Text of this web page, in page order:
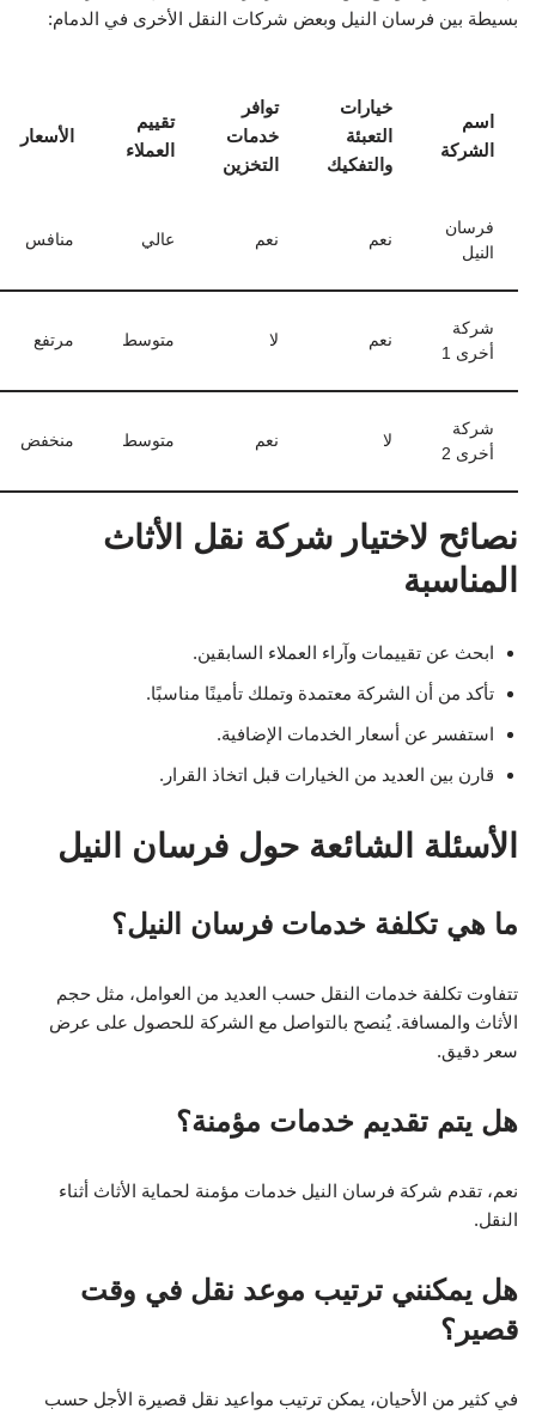
بسيطة بين فرسان النيل وبعض شركات النقل الأخرى في الدمام:
اسم
الشركة
خيارات
التعبئة
والتفكيك
توافر
خدمات
التخزين
تقييم
العملاء
الأسعار
فرسان
النيل
نعم نعم عالي منافس
شركة
أخرى 1
نعم لا متوسط مرتفع
شركة
أخرى 2
لا نعم متوسط منخفض
نصائح لاختيار شركة نقل الأثاث
المناسبة
ابحث عن تقييمات وآراء العملاء السابقين.
تأكد من أن الشركة معتمدة وتملك تأمينًا مناسبًا.
استفسر عن أسعار الخدمات الإضافية.
قارن بين العديد من الخيارات قبل اتخاذ القرار.
الأسئلة الشائعة حول فرسان النيل
ما هي تكلفة خدمات فرسان النيل؟
تتفاوت تكلفة خدمات النقل حسب العديد من العوامل، مثل حجم
الأثاث والمسافة. يُنصح بالتواصل مع الشركة للحصول على عرض
سعر دقيق.
هل يتم تقديم خدمات مؤمنة؟
نعم، تقدم شركة فرسان النيل خدمات مؤمنة لحماية الأثاث أثناء
النقل.
هل يمكنني ترتيب موعد نقل في وقت
قصير؟
في كثير من الأحيان، يمكن ترتيب مواعيد نقل قصيرة الأجل حسب